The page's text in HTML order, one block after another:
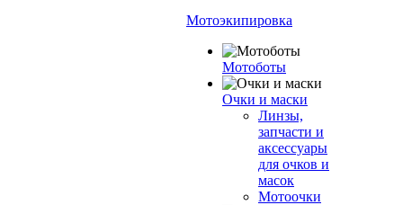
Мотоэкипировка
Мотоботы
Очки и маски
Линзы,
запчасти и
аксессуары
для очков и
масок
Мотоочки